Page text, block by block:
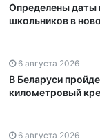
Определены даты
школьников в
6 августа 2026
В Беларуси
километровый
6 августа 2026